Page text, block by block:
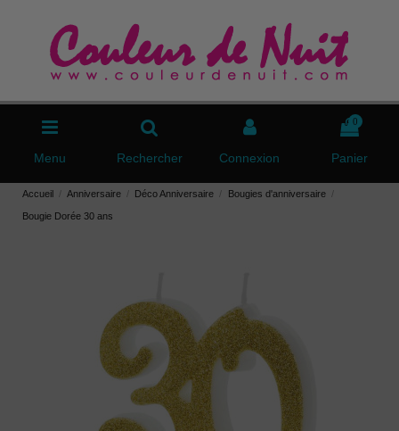
Menu Rechercher Connexion
0
Panier
Accueil Anniversaire Déco Anniversaire Bougies d'anniversaire
Bougie Dorée 30 ans